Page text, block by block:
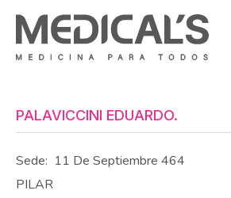
PALAVICCINI EDUARDO.
Sede: 11 De Septiembre 464
PILAR